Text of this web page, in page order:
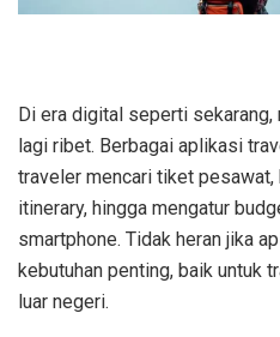
Di era digital seperti sekarang,
lagi ribet. Berbagai aplikasi
traveler mencari tiket
itinerary, hingga mengatur
smartphone. Tidak heran jika
kebutuhan penting, baik untuk
luar negeri.